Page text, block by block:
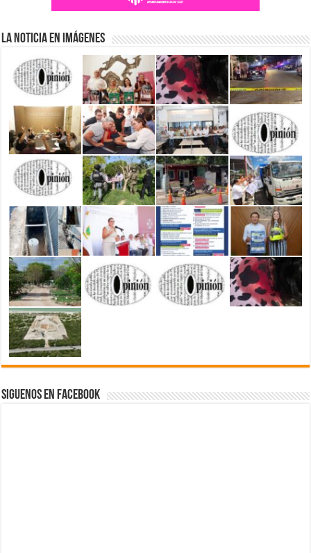
La Noticia en Imágenes
Siguenos en Facebook